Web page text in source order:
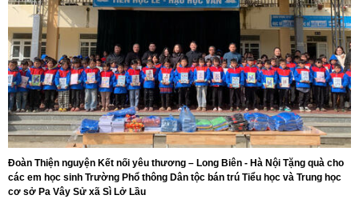
Đoàn Thiện nguyện Kết nối yêu thương – Long Biên - Hà Nội Tặng quà cho
các em học sinh Trường Phổ thông Dân tộc bán trú Tiểu học và Trung học
cơ sở Pa Vây Sử xã Sì Lở Lầu